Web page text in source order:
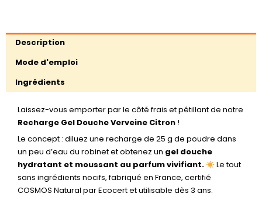
Description
Mode d'emploi
Ingrédients
Laissez-vous emporter par le côté frais et pétillant de notre
Recharge Gel Douche Verveine Citron !
Le concept : diluez une recharge de 25 g de poudre dans
un peu d’eau du robinet et obtenez un gel douche
hydratant et moussant au parfum vivifiant.
Le tout
sans ingrédients nocifs, fabriqué en France, certifié
COSMOS Natural par Ecocert et utilisable dès 3 ans.